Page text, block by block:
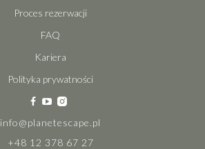
Proces rezerwacji
FAQ
Kariera
Polityka prywatności
info@planetescape.pl
+48 12 378 67 27